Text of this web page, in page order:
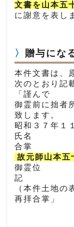
文書を山本五
に謝意を表し
贈与にな
本件文書は、
次のとおり記
「謹んで
御霊前に拙者
致します。
昭和３７年１
氏名
合掌
故元師山本五
御霊位
記
（本件土地の
再拝合掌」